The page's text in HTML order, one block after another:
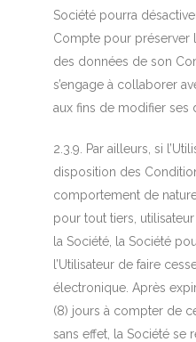
Société pourra
Compte pour préserver
des données de son
s’engage à collaborer
aux fins de modifier ses
2.3.9. Par ailleurs, si
disposition des
comportement de
pour tout tiers,
la Société, la Société
l’Utilisateur de faire
électronique. Après
(8) jours à compter de
sans effet, la Société se